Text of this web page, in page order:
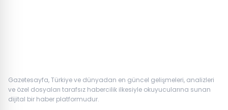
Gazetesayfa, Türkiye ve dünyadan en güncel gelişmeleri, analizleri
ve özel dosyaları tarafsız habercilik ilkesiyle okuyucularına sunan
dijital bir haber platformudur.